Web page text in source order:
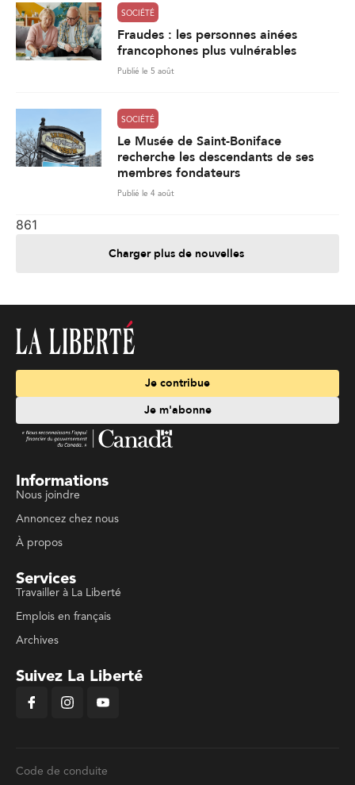
SOCIÉTÉ
Fraudes : les personnes ainées
francophones plus vulnérables
Publié le 5 août
SOCIÉTÉ
Le Musée de Saint-Boniface
recherche les descendants de ses
membres fondateurs
Publié le 4 août
861
Charger plus de nouvelles
Je contribue
Je m'abonne
Informations
Nous joindre
Annoncez chez nous
À propos
Services
Travailler à La Liberté
Emplois en français
Archives
Suivez La Liberté
Code de conduite